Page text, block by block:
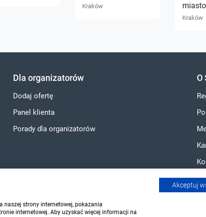
Kraków
miasto
Kraków
Dla organizatorów
Dodaj ofertę
Panel klienta
Porady dla organizatorów
O
naszej strony internetowej, pokazania
internetowej. Aby uzyskać więcej informacji na
Akceptuj